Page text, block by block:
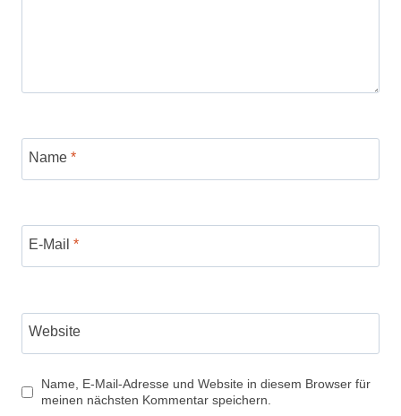
Name *
E-Mail *
Website
Name, E-Mail-Adresse und Website in diesem Browser für
meinen nächsten Kommentar speichern.